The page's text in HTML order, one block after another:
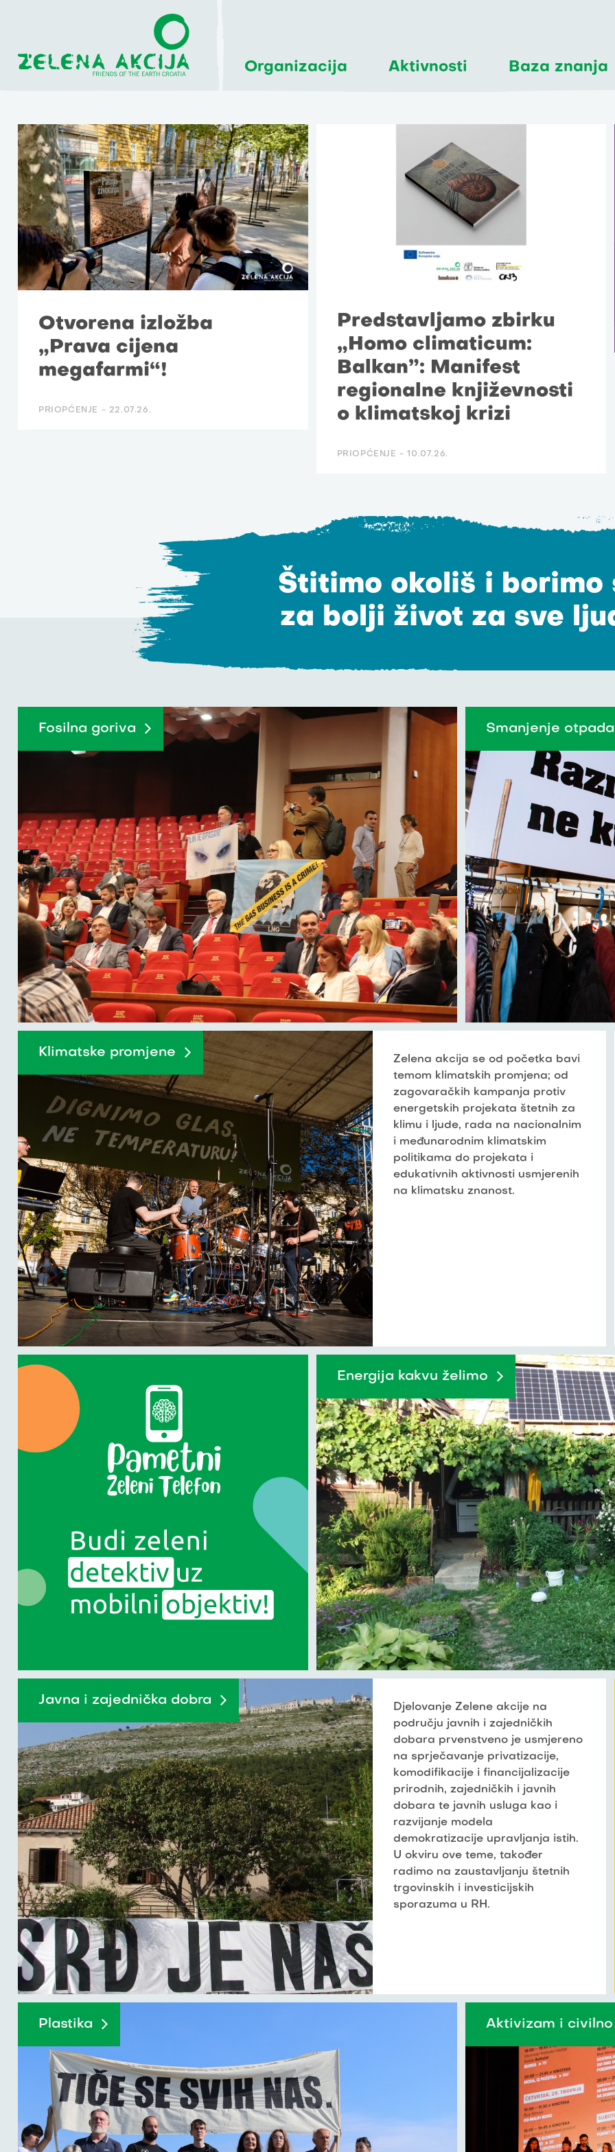
Organizacija Aktivnosti Baza znanja
Otvorena izložba
„Prava cijena
megafarmi“!
PRIOPĆENJE - 22.07.26.
Predstavljamo zbirku
„Homo climaticum:
Balkan”: Manifest
regionalne književnosti
o klimatskoj krizi
PRIOPĆENJE -10.07.26.
Štitimo okoliš i borimo
za bolji život za sve
Fosilna goriva Smanjenje otpada
Klimatske promjene
Zelena akcija se od početka bavi
temom klimatskih promjena; od
zagovaračkih kampanja protiv
energetskih projekata štetnih za
klimu i ljude, rada na nacionalnim
i međunarodnim klimatskim
politikama do projekata i
edukativnih aktivnosti usmjerenih
na klimatsku znanost.
Energija kakvu želimo
Javna i zajednička dobra
Djelovanje Zelene akcije na
području javnih i zajedničkih
dobara prvenstveno je usmjereno
na sprječavanje privatizacije,
komodifikacije i financijalizacije
prirodnih, zajedničkih i javnih
dobara te javnih usluga kao i
razvijanje modela
demokratizacije upravljanja istih.
U okviru ove teme, također
radimo na zaustavljanju štetnih
trgovinskih i investicijskih
sporazuma u RH.
Plastika Aktivizam i